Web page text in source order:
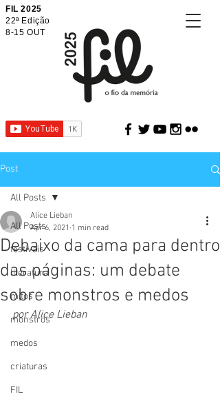
FIL 2025
22ª Edição
8-15 OUT
Post
All Posts
festivais
literatura
mitos
monstros
medos
criaturas
FIL
All Posts
Debaixo da cama para dentro
das páginas: um debate
sobre monstros e medos
Alice Lieban
Apr 6, 2021 1 min read
por Alice Lieban